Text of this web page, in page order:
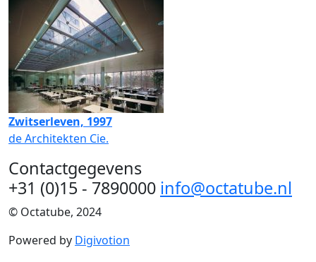
Zwitserleven, 1997
de Architekten Cie.
Contactgegevens
+31 (0)15 - 7890000 info@octatube.nl
© Octatube, 2024
Powered by Digivotion